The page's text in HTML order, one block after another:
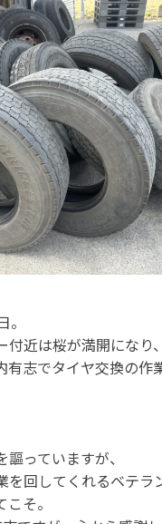
近は桜が満開になり、
有志でタイヤ交換の作
っていますが、
を回してくれるベテラ
そ。